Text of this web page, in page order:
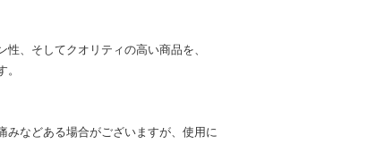
、そしてクオリティの高い商品を、
みなどある場合がございますが、使用に